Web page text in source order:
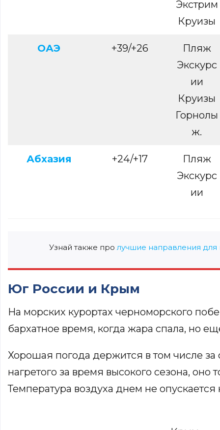
Экстрим
Круизы
ОАЭ +39/+26
Пляж
Экскурс
ии
Круизы
Горнолы
ж.
Абхазия +24/+17
Пляж
Экскурс
ии
Узнай также про лучшие направления для
Юг России и Крым
На морских курортах черноморского
бархатное время, когда жара спала, но
Хорошая погода держится в том числе за
нагретого за время высокого сезона, оно
Температура воздуха днем не